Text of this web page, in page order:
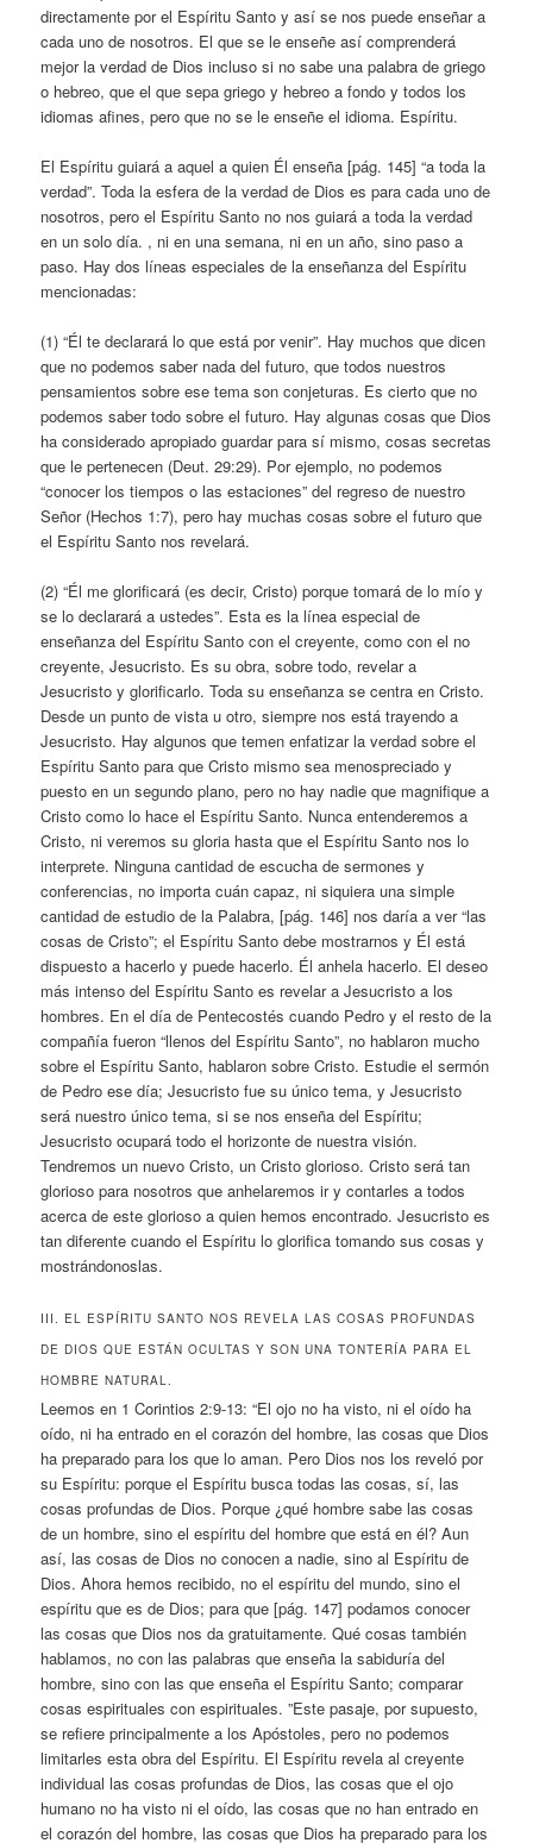
directamente por el Espíritu Santo y así se nos puede enseñar a
cada uno de nosotros. El que se le enseñe así comprenderá
mejor la verdad de Dios incluso si no sabe una palabra de griego
o hebreo, que el que sepa griego y hebreo a fondo y todos los
idiomas afines, pero que no se le enseñe el idioma. Espíritu.
El Espíritu guiará a aquel a quien Él enseña [pág. 145] “a toda la
verdad”. Toda la esfera de la verdad de Dios es para cada uno de
nosotros, pero el Espíritu Santo no nos guiará a toda la verdad
en un solo día. , ni en una semana, ni en un año, sino paso a
paso. Hay dos líneas especiales de la enseñanza del Espíritu
mencionadas:
(1) “Él te declarará lo que está por venir”. Hay muchos que dicen
que no podemos saber nada del futuro, que todos nuestros
pensamientos sobre ese tema son conjeturas. Es cierto que no
podemos saber todo sobre el futuro. Hay algunas cosas que Dios
ha considerado apropiado guardar para sí mismo, cosas secretas
que le pertenecen (Deut. 29:29). Por ejemplo, no podemos
“conocer los tiempos o las estaciones” del regreso de nuestro
Señor (Hechos 1:7), pero hay muchas cosas sobre el futuro que
el Espíritu Santo nos revelará.
(2) “Él me glorificará (es decir, Cristo) porque tomará de lo mío y
se lo declarará a ustedes”. Esta es la línea especial de
enseñanza del Espíritu Santo con el creyente, como con el no
creyente, Jesucristo. Es su obra, sobre todo, revelar a
Jesucristo y glorificarlo. Toda su enseñanza se centra en Cristo.
Desde un punto de vista u otro, siempre nos está trayendo a
Jesucristo. Hay algunos que temen enfatizar la verdad sobre el
Espíritu Santo para que Cristo mismo sea menospreciado y
puesto en un segundo plano, pero no hay nadie que magnifique a
Cristo como lo hace el Espíritu Santo. Nunca entenderemos a
Cristo, ni veremos su gloria hasta que el Espíritu Santo nos lo
interprete. Ninguna cantidad de escucha de sermones y
conferencias, no importa cuán capaz, ni siquiera una simple
cantidad de estudio de la Palabra, [pág. 146] nos daría a ver “las
cosas de Cristo”; el Espíritu Santo debe mostrarnos y Él está
dispuesto a hacerlo y puede hacerlo. Él anhela hacerlo. El deseo
más intenso del Espíritu Santo es revelar a Jesucristo a los
hombres. En el día de Pentecostés cuando Pedro y el resto de la
compañía fueron “llenos del Espíritu Santo”, no hablaron mucho
sobre el Espíritu Santo, hablaron sobre Cristo. Estudie el sermón
de Pedro ese día; Jesucristo fue su único tema, y ​​Jesucristo
será nuestro único tema, si se nos enseña del Espíritu;
Jesucristo ocupará todo el horizonte de nuestra visión.
Tendremos un nuevo Cristo, un Cristo glorioso. Cristo será tan
glorioso para nosotros que anhelaremos ir y contarles a todos
acerca de este glorioso a quien hemos encontrado. Jesucristo es
tan diferente cuando el Espíritu lo glorifica tomando sus cosas y
mostrándonoslas.
III. EL ESPÍRITU SANTO NOS REVELA LAS COSAS PROFUNDAS
DE DIOS QUE ESTÁN OCULTAS Y SON UNA TONTERÍA PARA EL
HOMBRE NATURAL.
Leemos en 1 Corintios 2:9-13: “El ojo no ha visto, ni el oído ha
oído, ni ha entrado en el corazón del hombre, las cosas que Dios
ha preparado para los que lo aman. Pero Dios nos los reveló por
su Espíritu: porque el Espíritu busca todas las cosas, sí, las
cosas profundas de Dios. Porque ¿qué hombre sabe las cosas
de un hombre, sino el espíritu del hombre que está en él? Aun
así, las cosas de Dios no conocen a nadie, sino al Espíritu de
Dios. Ahora hemos recibido, no el espíritu del mundo, sino el
espíritu que es de Dios; para que [pág. 147] podamos conocer
las cosas que Dios nos da gratuitamente. Qué cosas también
hablamos, no con las palabras que enseña la sabiduría del
hombre, sino con las que enseña el Espíritu Santo; comparar
cosas espirituales con espirituales. ”Este pasaje, por supuesto,
se refiere principalmente a los Apóstoles, pero no podemos
limitarles esta obra del Espíritu. El Espíritu revela al creyente
individual las cosas profundas de Dios, las cosas que el ojo
humano no ha visto ni el oído, las cosas que no han entrado en
el corazón del hombre, las cosas que Dios ha preparado para los